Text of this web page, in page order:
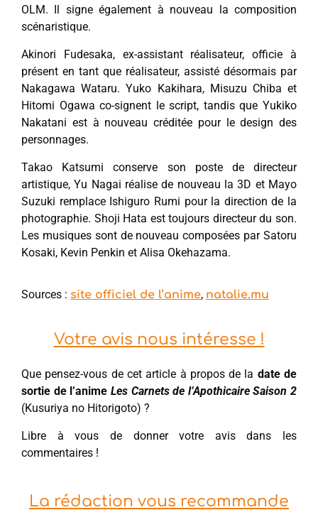
OLM. Il signe également à nouveau la composition
scénaristique.
Akinori Fudesaka, ex-assistant réalisateur, officie à
présent en tant que réalisateur, assisté désormais par
Nakagawa Wataru. Yuko Kakihara, Misuzu Chiba et
Hitomi Ogawa co-signent le script, tandis que Yukiko
Nakatani est à nouveau créditée pour le design des
personnages.
Takao Katsumi conserve son poste de directeur
artistique, Yu Nagai réalise de nouveau la 3D et Mayo
Suzuki remplace Ishiguro Rumi pour la direction de la
photographie. Shoji Hata est toujours directeur du son.
Les musiques sont de nouveau composées par Satoru
Kosaki, Kevin Penkin et Alisa Okehazama.
Sources : site officiel de l’anime, natalie.mu
Votre avis nous intéresse !
Que pensez-vous de cet article à propos de la date de
sortie de l’anime Les Carnets de l’Apothicaire Saison 2
(Kusuriya no Hitorigoto) ?
Libre à vous de donner votre avis dans les
commentaires !
La rédaction vous recommande